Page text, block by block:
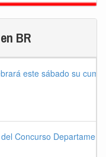
BR
este sábado su
Concurso